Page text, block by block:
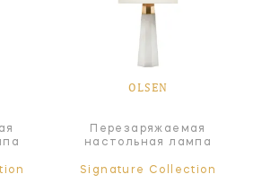
OLSEN
Перезаряжаемая
настольная лампа
Signature Collection